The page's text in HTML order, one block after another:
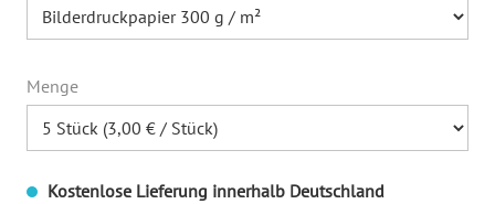
Menge
Kostenlose Lieferung innerhalb Deutschland